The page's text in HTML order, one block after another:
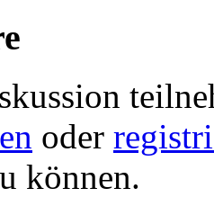
oder
können.